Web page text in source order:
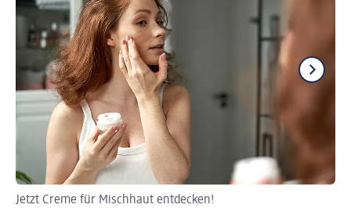
Jetzt Creme für Mischhaut entdecken!